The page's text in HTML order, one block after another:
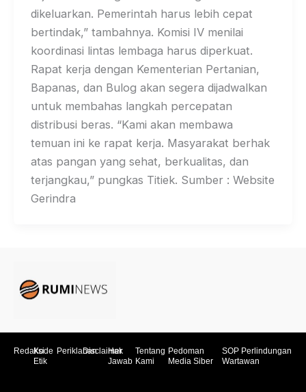
dikeluarkan. Pemerintah harus lebih cepat
bertindak,” tambahnya. Komisi IV menilai
koordinasi lintas lembaga harus diperkuat.
Rapat kerja dengan Kementerian Pertanian,
Bapanas, dan Bulog akan segera dijadwalkan
untuk membahas langkah percepatan
distribusi beras. “Kami akan membawa
temuan ini ke rapat kerja. Masyarakat berhak
atas pangan yang sehat, berkualitas, dan
terjangkau,” pungkas Titiek. Sumber : Website
Gerindra
RedaksiKode
Etik
PeriklananDisclaimer
Hak
Jawab
Tentang
Kami
Pedoman
Media Siber
SOP Perlindungan
Wartawan